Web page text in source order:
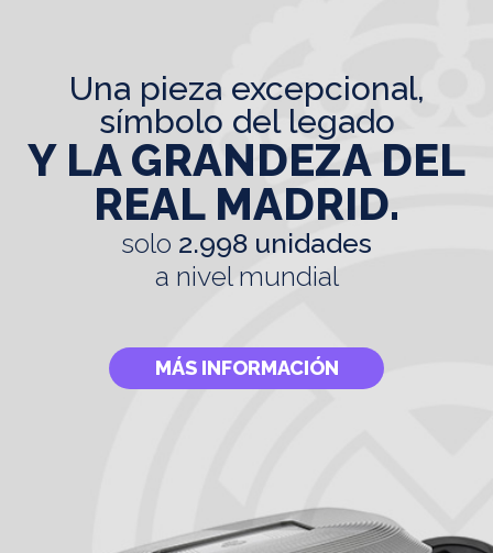
una pieza excepcional,
símbolo del legado
Y LA GRANDEZA DEL
REAL MADRID.
solo 2.998 unidades
a nivel mundial
MÁS INFORMACIÓN